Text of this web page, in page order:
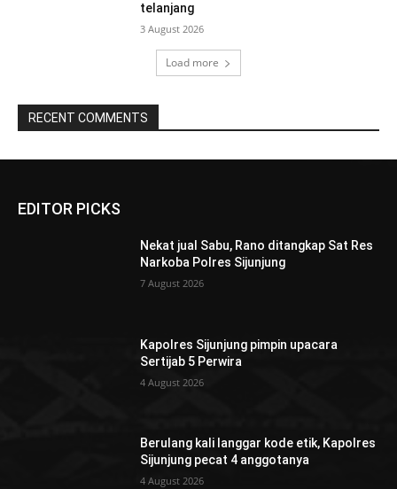
telanjang
3 August 2026
Load more
RECENT COMMENTS
EDITOR PICKS
Nekat jual Sabu, Rano ditangkap Sat Res
Narkoba Polres Sijunjung
7 August 2026
Kapolres Sijunjung pimpin upacara
Sertijab 5 Perwira
4 August 2026
Berulang kali langgar kode etik, Kapolres
Sijunjung pecat 4 anggotanya
4 August 2026